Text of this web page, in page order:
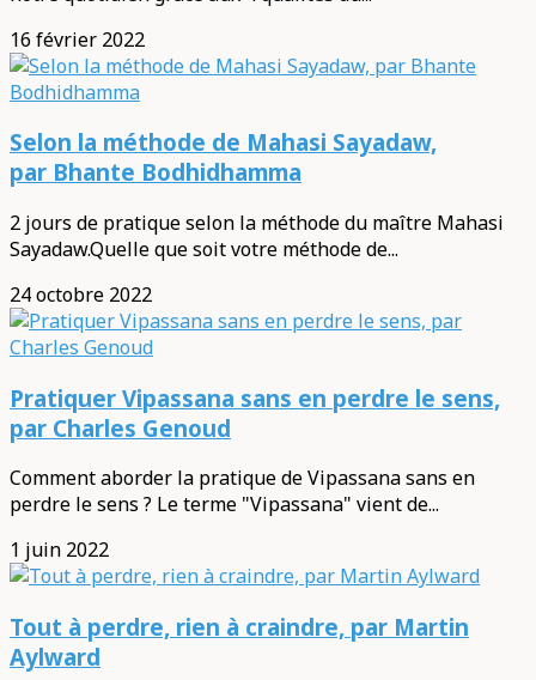
16 février 2022
Selon la méthode de Mahasi Sayadaw,
par Bhante Bodhidhamma
2 jours de pratique selon la méthode du maître Mahasi
Sayadaw.Quelle que soit votre méthode de...
24 octobre 2022
Pratiquer Vipassana sans en perdre le sens,
par Charles Genoud
Comment aborder la pratique de Vipassana sans en
perdre le sens ? Le terme "Vipassana" vient de...
1 juin 2022
Tout à perdre, rien à craindre, par Martin
Aylward